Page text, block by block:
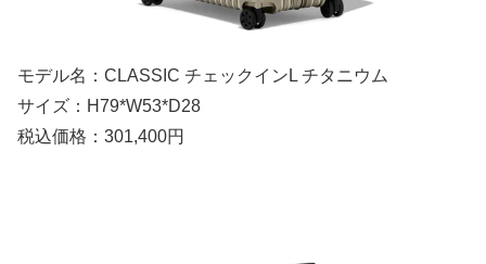
モデル名：CLASSIC チェックインL チタニウム
サイズ：H79*W53*D28
税込価格：301,400円